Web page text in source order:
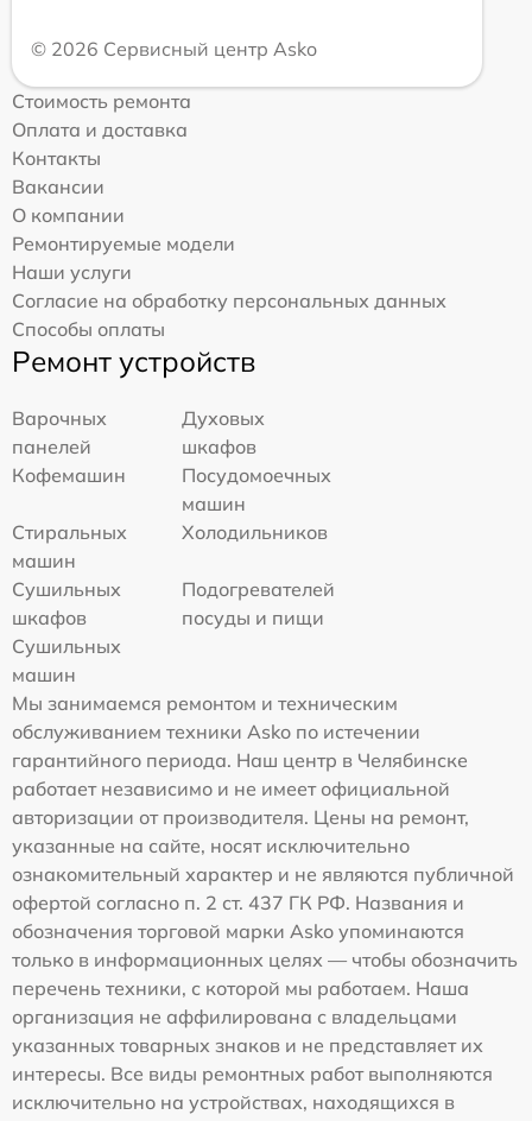
© 2026 Сервисный центр Asko
Стоимость ремонта
Оплата и доставка
Контакты
Вакансии
О компании
Ремонтируемые модели
Наши услуги
Согласие на обработку персональных данных
Способы оплаты
Ремонт устройств
Варочных
панелей
Духовых
шкафов
Кофемашин
Посудомоечных
машин
Стиральных
машин
Холодильников
Сушильных
шкафов
Подогревателей
посуды и пищи
Сушильных
машин
Мы занимаемся ремонтом и техническим
обслуживанием техники Asko по истечении
гарантийного периода. Наш центр в Челябинске
работает независимо и не имеет официальной
авторизации от производителя. Цены на ремонт,
указанные на сайте, носят исключительно
ознакомительный характер и не являются публичной
офертой согласно п. 2 ст. 437 ГК РФ. Названия и
обозначения торговой марки Asko упоминаются
только в информационных целях — чтобы обозначить
перечень техники, с которой мы работаем. Наша
организация не аффилирована с владельцами
указанных товарных знаков и не представляет их
интересы. Все виды ремонтных работ выполняются
исключительно на устройствах, находящихся в